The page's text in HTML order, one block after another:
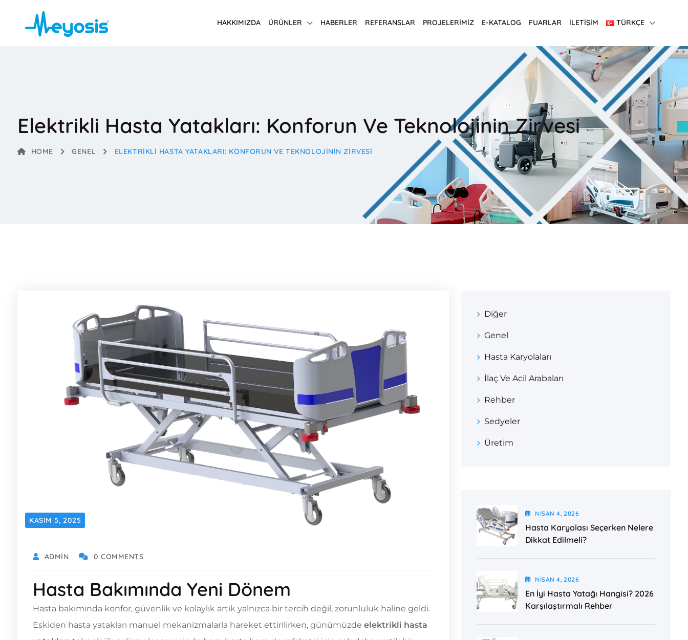
HAKKIMIZDA ÜRÜNLER HABERLER REFERANSLAR PROJELERİMİZ E-KATALOG FUARLAR İLETİŞİM TÜRKÇE
Elektrikli Hasta Yatakları: Konforun Ve Teknolojinin Zirvesi
HOME GENEL ELEKTRIKLI HASTA YATAKLARI: KONFORUN VE TEKNOLOJININ ZIRVESI
KASIM 5, 2025
ADMIN 0 COMMENTS
Hasta Bakımında Yeni Dönem
Hasta bakımında konfor, güvenlik ve kolaylık artık yalnızca bir tercih değil, zorunluluk haline geldi.
Eskiden hasta yatakları manuel mekanizmalarla hareket ettirilirken, günümüzde elektrikli hasta
Diğer
Genel
Hasta Karyolaları
İlaç Ve Acil Arabaları
Rehber
Sedyeler
Üretim
NISAN4, 2026
Hasta Karyolası Seçerken Nelere
Dikkat Edilmeli?
NISAN4, 2026
En İyi Hasta Yatağı Hangisi? 2026
Karşılaştırmalı Rehber